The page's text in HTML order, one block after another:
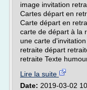
image invitation
Cartes départ en
Carte départ en
carte de départ à la
une carte
retraite départ
retraite Texte
Lire la suite
Date: 2019-03-02